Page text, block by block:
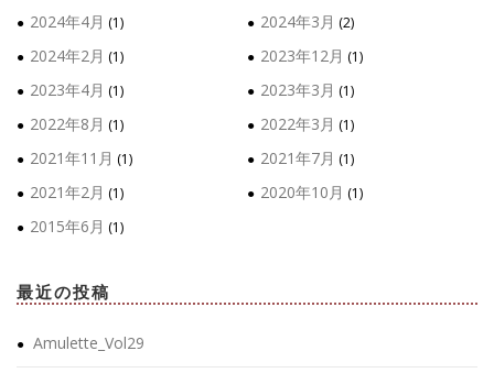
2024年4月 (1) 2024年3月 (2)
2024年2月 (1) 2023年12月 (1)
2023年4月 (1) 2023年3月 (1)
2022年8月 (1) 2022年3月 (1)
2021年11月 (1) 2021年7月 (1)
2021年2月 (1) 2020年10月 (1)
2015年6月 (1)
最近の投稿
Amulette_Vol29